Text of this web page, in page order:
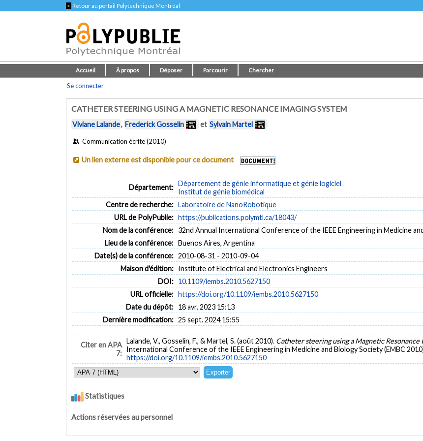
< Retour au portail Polytechnique Montréal
Accueil À propos Déposer Parcourir Chercher
Se connecter
CATHETER STEERING USING A MAGNETIC RESONANCE IMAGING SYSTEM
Viviane Lalande, Frederick Gosselin et Sylvain Martel
Communication écrite (2010)
Un lien externe est disponible pour ce document
Département: Département de génie informatique et génie logiciel
Institut de génie biomédical
Centre de recherche: Laboratoire de NanoRobotique
URL de PolyPublie: https://publications.polymtl.ca/18043/
Nom de la conférence: 32nd Annual International Conference of the IEEE Engineering in Medicine
Lieu de la conférence: Buenos Aires, Argentina
Date(s) de la conférence: 2010-08-31 - 2010-09-04
Maison d'édition: Institute of Electrical and Electronics Engineers
DOI: 10.1109/iembs.2010.5627150
URL officielle: https://doi.org/10.1109/iembs.2010.5627150
Date du dépôt: 18 avr. 2023 15:13
Dernière modification: 25 sept. 2024 15:55
Citer en APA
7:
Lalande, V., Gosselin, F., & Martel, S. (août 2010). Catheter steering using a Magnetic Resonance
International Conference of the IEEE Engineering in Medicine and Biology Society (EMBC
https://doi.org/10.1109/iembs.2010.5627150
Statistiques
Actions réservées au personnel